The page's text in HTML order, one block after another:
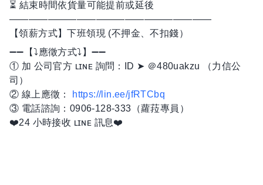
⏳ 結束時間依貨量可能提前或延後
—————————————————————
【領薪方式】下班領現 (不押金、不扣錢）
➖➖【⤵️應徵方式⤵️】➖➖
① 加 公司官方 ʟɪɴᴇ 詢問：ID ➤ ＠480uakzu （力信公
司）
② 線上應徵：
https://lin.ee/jfRTCbq
③ 電話諮詢：0906-128-333（蘿菈專員）
❤️24 小時接收 ʟɪɴᴇ 訊息❤️